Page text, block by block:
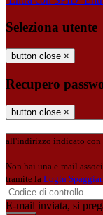
Seleziona utente
button close ×
Recupero
button close ×
all'indirizzo indicato con
Non hai una e-mail
tramite la Login
E-mail inviata, si